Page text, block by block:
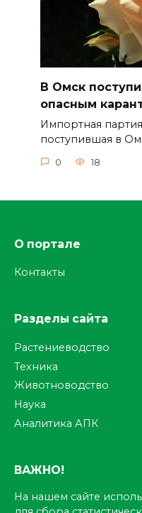
В Омск
опасным
Импортная
поступившая в
0 18
О портале
Контакты
Разделы сайта
Растениеводство
Техника
Животноводство
Наука
Аналитика АПК
ВАЖНО!
На нашем сайте